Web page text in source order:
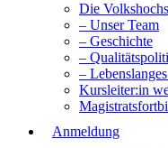
Die
– Unser Team
– Geschichte
–
–
Kursleiter:in
Anmeldung